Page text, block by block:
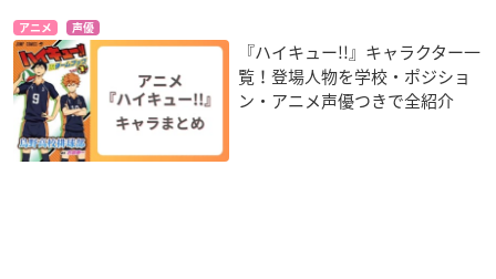
アニメ 声優
『ハイキュー!!』キャラクター一
覧！登場人物を学校・ポジショ
ン・アニメ声優つきで全紹介